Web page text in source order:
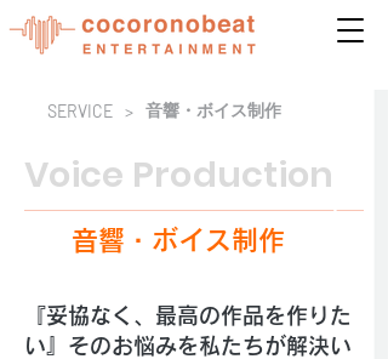
SERVICE > 音響・ボイス制作
Voice Production
音響・ボイス制作
『妥協なく、最高の作品を作りた
い』そのお悩みを私たちが解決い